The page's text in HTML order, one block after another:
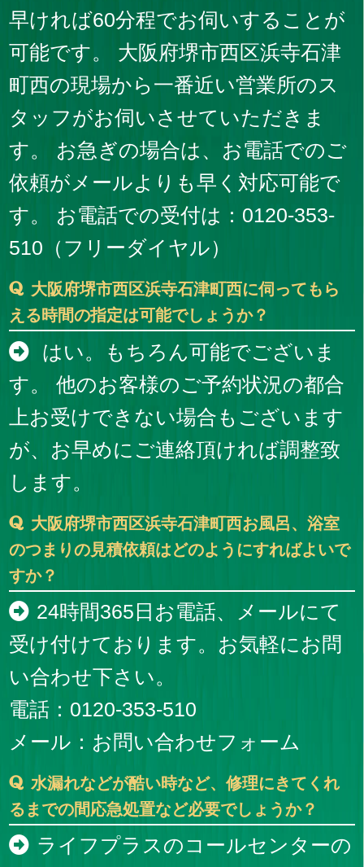
早ければ60分程でお伺いすることが
可能です。 大阪府堺市西区浜寺石津
町西の現場から一番近い営業所のス
タッフがお伺いさせていただきま
す。 お急ぎの場合は、お電話でのご
依頼がメールよりも早く対応可能で
す。 お電話での受付は：0120-353-
510（フリーダイヤル）
大阪府堺市西区浜寺石津町西に伺ってもら
える時間の指定は可能でしょうか？
はい。もちろん可能でございま
す。 他のお客様のご予約状況の都合
上お受けできない場合もございます
が、お早めにご連絡頂ければ調整致
します。
大阪府堺市西区浜寺石津町西お風呂、浴室
のつまりの見積依頼はどのようにすればよいで
すか？
24時間365日お電話、メールにて
受け付けております。お気軽にお問
い合わせ下さい。
電話：0120-353-510
メール： お問い合わせフォーム
水漏れなどが酷い時など、修理にきてくれ
るまでの間応急処置など必要でしょうか？
ライフプラスのコールセンターの